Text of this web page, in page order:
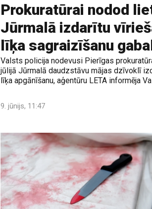
Prokuratūrai nodod
Jūrmalā izdarītu
līķa sagraizīšanu
Valsts policija nodevusi Pierīgas
jūlijā Jūrmalā daudzstāvu mājas dzīvoklī
līķa apgānīšanu, aģentūru LETA informēja
9. jūnijs, 11:47